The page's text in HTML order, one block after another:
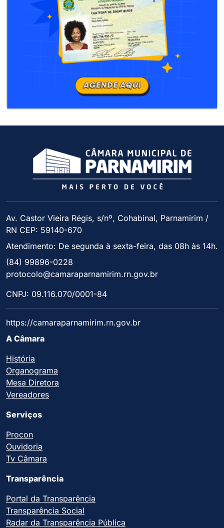
Av. Castor Vieira Régis, s/nº, Cohabinal, Parnamirim /
RN CEP: 59140-670
Atendimento: De segunda à sexta-feira, das 08h às 14h.
(84) 99896-0228
protocolo@camaraparnamirim.rn.gov.br
CNPJ: 09.116.070/0001-84
https://camaraparnamirim.rn.gov.br
A Câmara
História
Organograma
Mesa Diretora
Vereadores
Serviços
Procon
Ouvidoria
Tv Câmara
Transparência
Portal da Transparência
Transparência Social
Radar da Transparência Pública